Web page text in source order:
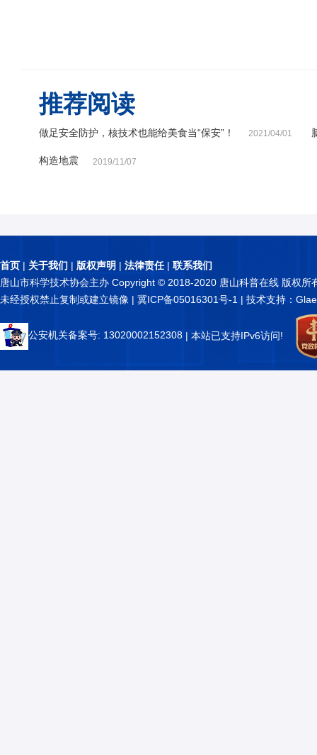
推荐阅读
做足安全防护，核技术也能给美食当“保安”！ 2021/04/01
构造地震 2019/11/07
首页 | 关于我们 | 版权声明 | 法律责任| 联系我们
唐山市科学技术协会主办 Copyright © 2018-2020 唐山科普在线 版权所
未经授权禁止复制或建立镜像 | 冀ICP备05016301号-1 | 技术支持：
公安机关备案号: 13020002152308 | 本站已支持IPv6访问!